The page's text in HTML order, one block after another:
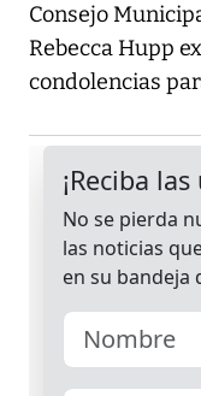
Consejo
Rebecca Hupp
condolencias